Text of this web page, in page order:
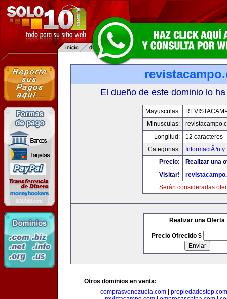
El dueño de este dominio lo
Mayusculas:
Minusculas:
Longitud:
12 caracteres
Categorias:
InformaciÃ³n
Precio:
Realizar una
Visitar!
Serán consideradas
Realizar una Oferta
Precio Ofrecido $
Otros dominios en venta:
comprasvenezuela.com
propiedadestop.com